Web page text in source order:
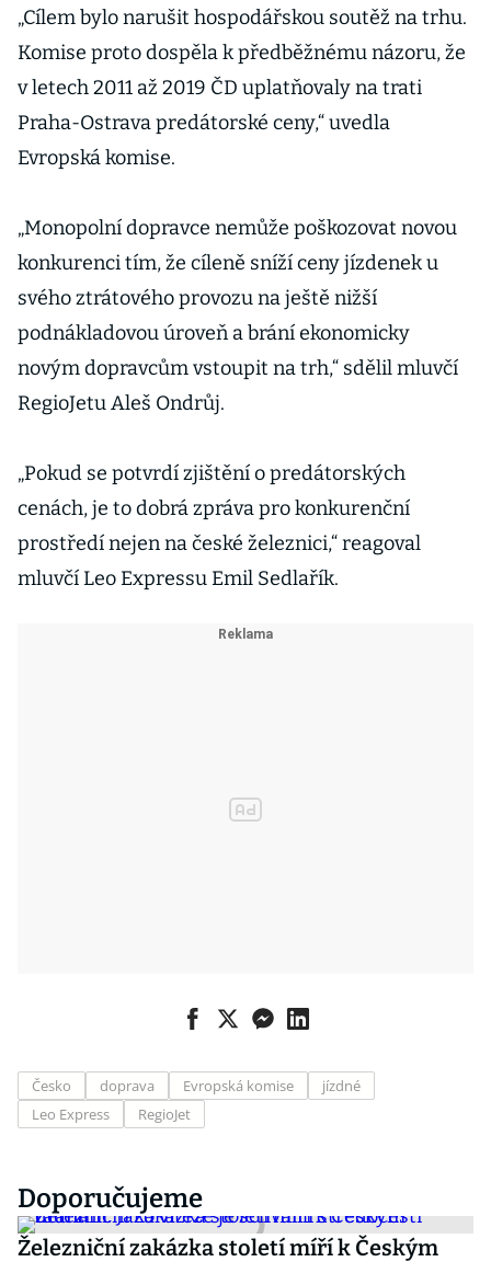
„Cílem bylo narušit hospodářskou soutěž na trhu.
Komise proto dospěla k předběžnému názoru, že
v letech 2011 až 2019 ČD uplatňovaly na trati
Praha-Ostrava predátorské ceny,“ uvedla
Evropská komise.
„Monopolní dopravce nemůže poškozovat novou
konkurenci tím, že cíleně sníží ceny jízdenek u
svého ztrátového provozu na ještě nižší
podnákladovou úroveň a brání ekonomicky
novým dopravcům vstoupit na trh,“ sdělil mluvčí
RegioJetu Aleš Ondrůj.
„Pokud se potvrdí zjištění o predátorských
cenách, je to dobrá zpráva pro konkurenční
prostředí nejen na české železnici,“ reagoval
mluvčí Leo Expressu Emil Sedlařík.
Česko doprava Evropská komise
jízdné
Leo Express
RegioJet
Doporučujeme
Železniční zakázka století míří k Českým